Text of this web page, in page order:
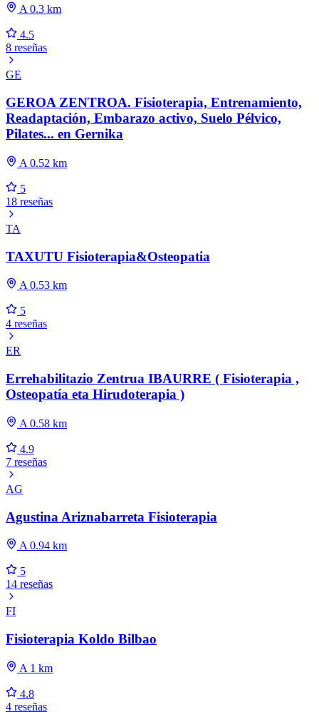
A 0.3 km
4.5
8 reseñas
GE
GEROA ZENTROA. Fisioterapia, Entrenamiento,
Readaptación, Embarazo activo, Suelo Pélvico,
Pilates... en Gernika
A 0.52 km
5
18 reseñas
TA
TAXUTU Fisioterapia&Osteopatia
A 0.53 km
5
4 reseñas
ER
Errehabilitazio Zentrua IBAURRE ( Fisioterapia ,
Osteopatía eta Hirudoterapia )
A 0.58 km
4.9
7 reseñas
AG
Agustina Ariznabarreta Fisioterapia
A 0.94 km
5
14 reseñas
FI
Fisioterapia Koldo Bilbao
A 1 km
4.8
4 reseñas